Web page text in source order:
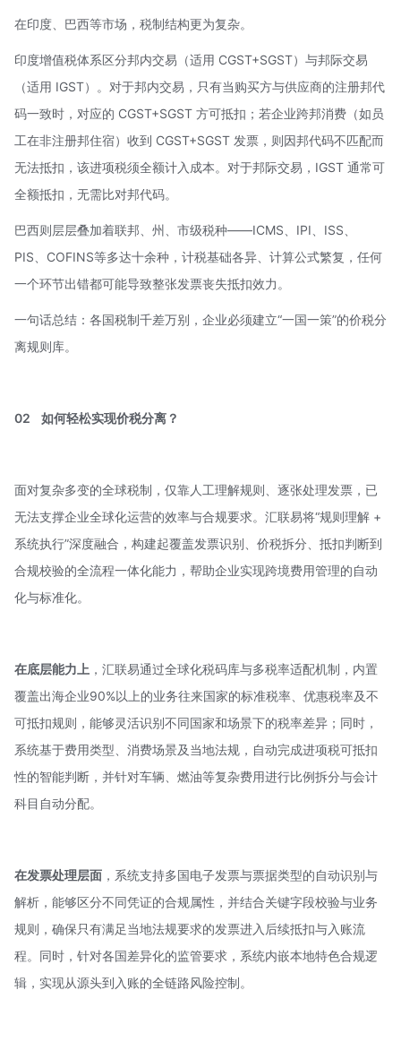
在印度、巴西等市场，税制结构更为复杂。
印度增值税体系区分邦内交易（适用 CGST+SGST）与邦际交易
（适用 IGST）。对于邦内交易，只有当购买方与供应商的注册邦代
码一致时，对应的 CGST+SGST 方可抵扣；若企业跨邦消费（如员
工在非注册邦住宿）收到 CGST+SGST 发票，则因邦代码不匹配而
无法抵扣，该进项税须全额计入成本。对于邦际交易，IGST 通常可
全额抵扣，无需比对邦代码。
巴西则层层叠加着联邦、州、市级税种——ICMS、IPI、ISS、
PIS、COFINS等多达十余种，计税基础各异、计算公式繁复，任何
一个环节出错都可能导致整张发票丧失抵扣效力。
一句话总结：各国税制千差万别，企业必须建立“一国一策”的价税分
离规则库。
02 如何轻松实现价税分离？
面对复杂多变的全球税制，仅靠人工理解规则、逐张处理发票，已
无法支撑企业全球化运营的效率与合规要求。汇联易将“规则理解 +
系统执行”深度融合，构建起覆盖发票识别、价税拆分、抵扣判断到
合规校验的全流程一体化能力，帮助企业实现跨境费用管理的自动
化与标准化。
在底层能力上 ， 汇联易通过全球化税码库与多税率适配机制，内置
覆盖出海企业90%以上的业务往来国家的标准税率、优惠税率及不
可抵扣规则，能够灵活识别不同国家和场景下的税率差异；同时，
系统基于费用类型、消费场景及当地法规，自动完成进项税可抵扣
性的智能判断，并针对车辆、燃油等复杂费用进行比例拆分与会计
科目自动分配。
在发票处理层面 ，系统支持多国电子发票与票据类型的自动识别与
解析，能够区分不同凭证的合规属性，并结合关键字段校验与业务
规则，确保只有满足当地法规要求的发票进入后续抵扣与入账流
程。同时，针对各国差异化的监管要求，系统内嵌本地特色合规逻
辑，实现从源头到入账的全链路风险控制。